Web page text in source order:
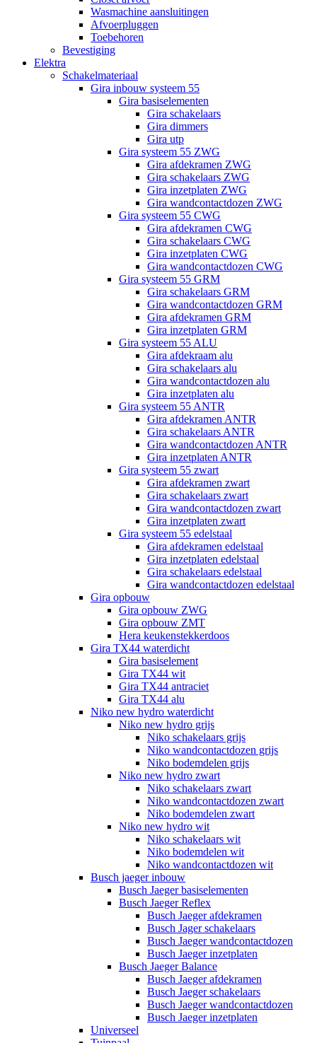
Wasmachine aansluitingen
Afvoerpluggen
Toebehoren
Bevestiging
Elektra
Schakelmateriaal
Gira inbouw systeem 55
Gira basiselementen
Gira schakelaars
Gira dimmers
Gira utp
Gira systeem 55 ZWG
Gira afdekramen ZWG
Gira schakelaars ZWG
Gira inzetplaten ZWG
Gira wandcontactdozen ZWG
Gira systeem 55 CWG
Gira afdekramen CWG
Gira schakelaars CWG
Gira inzetplaten CWG
Gira wandcontactdozen CWG
Gira systeem 55 GRM
Gira schakelaars GRM
Gira wandcontactdozen GRM
Gira afdekramen GRM
Gira inzetplaten GRM
Gira systeem 55 ALU
Gira afdekraam alu
Gira schakelaars alu
Gira wandcontactdozen alu
Gira inzetplaten alu
Gira systeem 55 ANTR
Gira afdekramen ANTR
Gira schakelaars ANTR
Gira wandcontactdozen ANTR
Gira inzetplaten ANTR
Gira systeem 55 zwart
Gira afdekramen zwart
Gira schakelaars zwart
Gira wandcontactdozen zwart
Gira inzetplaten zwart
Gira systeem 55 edelstaal
Gira afdekramen edelstaal
Gira inzetplaten edelstaal
Gira schakelaars edelstaal
Gira wandcontactdozen edelstaal
Gira opbouw
Gira opbouw ZWG
Gira opbouw ZMT
Hera keukenstekkerdoos
Gira TX44 waterdicht
Gira basiselement
Gira TX44 wit
Gira TX44 antraciet
Gira TX44 alu
Niko new hydro waterdicht
Niko new hydro grijs
Niko schakelaars grijs
Niko wandcontactdozen grijs
Niko bodemdelen grijs
Niko new hydro zwart
Niko schakelaars zwart
Niko wandcontactdozen zwart
Niko bodemdelen zwart
Niko new hydro wit
Niko schakelaars wit
Niko bodemdelen wit
Niko wandcontactdozen wit
Busch jaeger inbouw
Busch Jaeger basiselementen
Busch Jaeger Reflex
Busch Jaeger afdekramen
Busch Jager schakelaars
Busch Jaeger wandcontactdozen
Busch Jaeger inzetplaten
Busch Jaeger Balance
Busch Jaeger afdekramen
Busch Jaeger schakelaars
Busch Jaeger wandcontactdozen
Busch Jaeger inzetplaten
Universeel